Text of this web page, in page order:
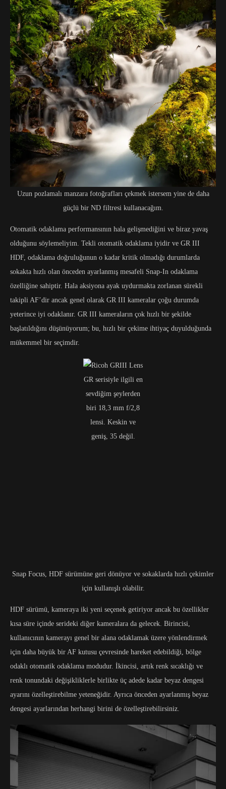
Uzun pozlamalı manzara fotoğrafları çekmek istersem yine de daha
güçlü bir ND filtresi kullanacağım.
Otomatik odaklama performansının hala gelişmediğini ve biraz yavaş
olduğunu söylemeliyim. Tekli otomatik odaklama iyidir ve GR III
HDF, odaklama doğruluğunun o kadar kritik olmadığı durumlarda
sokakta hızlı olan önceden ayarlanmış mesafeli Snap-In odaklama
özelliğine sahiptir. Hala aksiyona ayak uydurmakta zorlanan sürekli
takipli AF’dir ancak genel olarak GR III kameralar çoğu durumda
yeterince iyi odaklanır. GR III kameraların çok hızlı bir şekilde
başlatıldığını düşünüyorum; bu, hızlı bir çekime ihtiyaç duyulduğunda
mükemmel bir seçimdir.
GR serisiyle ilgili en
sevdiğim şeylerden
biri 18,3 mm f/2,8
lensi. Keskin ve
geniş, 35 değil.
Snap Focus, HDF sürümüne geri dönüyor ve sokaklarda hızlı çekimler
için kullanışlı olabilir.
HDF sürümü, kameraya iki yeni seçenek getiriyor ancak bu özellikler
kısa süre içinde serideki diğer kameralara da gelecek. Birincisi,
kullanıcının kamerayı genel bir alana odaklamak üzere yönlendirmek
için daha büyük bir AF kutusu çevresinde hareket edebildiği, bölge
odaklı otomatik odaklama modudur. İkincisi, artık renk sıcaklığı ve
renk tonundaki değişikliklerle birlikte üç adede kadar beyaz dengesi
ayarını özelleştirebilme yeteneğidir. Ayrıca önceden ayarlanmış beyaz
dengesi ayarlarından herhangi birini de özelleştirebilirsiniz.